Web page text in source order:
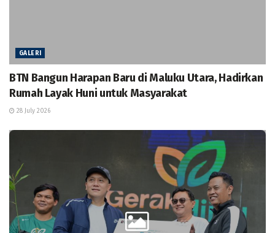
GALERI
BTN Bangun Harapan Baru di Maluku Utara, Hadirkan
Rumah Layak Huni untuk Masyarakat
28 July 2026